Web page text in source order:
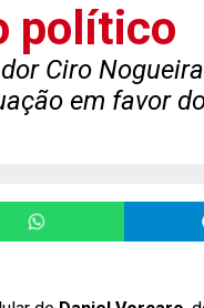
político
Ciro
em favor